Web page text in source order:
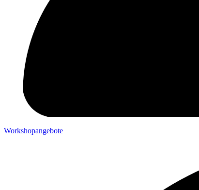
Workshopangebote